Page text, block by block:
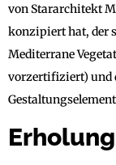
von Stararchitekt
konzipiert hat, der
Mediterrane
vorzertifiziert) und